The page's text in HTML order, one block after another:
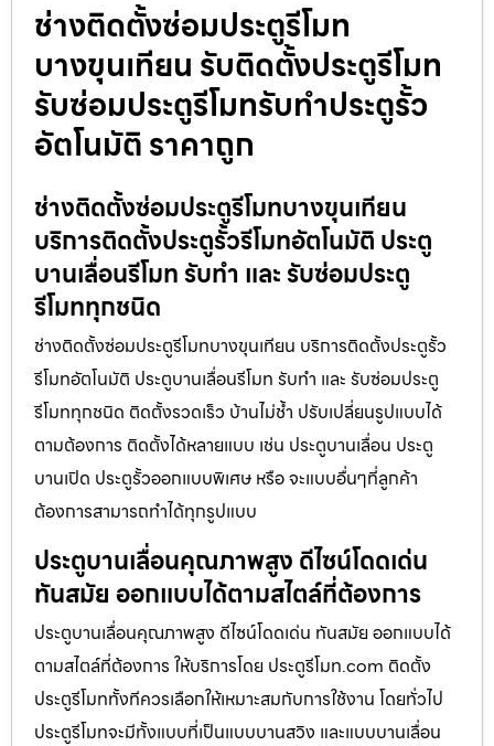
ช่างติดตั้งซ่อมประตูรีโมท
บางขุนเทียน รับติดตั้งประตูรีโมท
รับซ่อมประตูรีโมทรับทำประตูรั้ว
อัตโนมัติ ราคาถูก
ช่างติดตั้งซ่อมประตูรีโมทบางขุนเทียน
บริการติดตั้งประตูรั้วรีโมทอัตโนมัติ ประตู
บานเลื่อนรีโมท รับทำ และ รับซ่อมประตู
รีโมททุกชนิด
ช่างติดตั้งซ่อมประตูรีโมทบางขุนเทียน บริการติดตั้งประตูรั้ว
รีโมทอัตโนมัติ ประตูบานเลื่อนรีโมท รับทำ และ รับซ่อมประตู
รีโมททุกชนิด ติดตั้งรวดเร็ว บ้านไม่ช้ำ ปรับเปลี่ยนรูปแบบได้
ตามต้องการ ติดตั้งได้หลายแบบ เช่น ประตูบานเลื่อน ประตู
บานเปิด ประตูรั้วออกแบบพิเศษ หรือ จะแบบอื่นๆที่ลูกค้า
ต้องการสามารถทำได้ทุกรูปแบบ
ประตูบานเลื่อนคุณภาพสูง ดีไซน์โดดเด่น
ทันสมัย ออกแบบได้ตามสไตล์ที่ต้องการ
ประตูบานเลื่อนคุณภาพสูง ดีไซน์โดดเด่น ทันสมัย ออกแบบได้
ตามสไตล์ที่ต้องการ ให้บริการโดย ประตูรีโมท.com ติดตั้ง
ประตูรีโมททั้งทีควรเลือกให้เหมาะสมกับการใช้งาน โดยทั่วไป
ประตูรีโมทจะมีทั้งแบบที่เป็นแบบบานสวิง และแบบบานเลื่อน